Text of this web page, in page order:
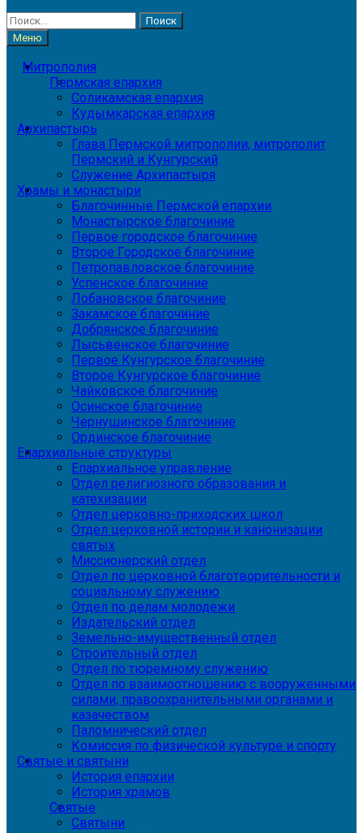
Найти:
Меню
Митрополия
Пермская епархия
Соликамская епархия
Кудымкарская епархия
Архипастырь
Глава Пермской митрополии, митрополит
Пермский и Кунгурский
Служение Архипастыря
Храмы и монастыри
Благочинные Пермской епархии
Монастырское благочиние
Первое городское благочиние
Второе Городское благочиние
Петропавловское благочиние
Успенское благочиние
Лобановское благочиние
Закамское благочиние
Добрянское благочиние
Лысьвенское благочиние
Первое Кунгурское благочиние
Второе Кунгурское благочиние
Чайковское благочиние
Осинское благочиние
Чернушинское благочиние
Ординское благочиние
Епархиальные структуры
Епархиальное управление
Отдел религиозного образования и
катехизации
Отдел церковно-приходских школ
Отдел церковной истории и канонизации
святых
Миссионерский отдел
Отдел по церковной благотворительности и
социальному служению
Отдел по делам молодежи
Издательский отдел
Земельно-имущественный отдел
Строительный отдел
Отдел по тюремному служению
Отдел по взаимоотношению с вооруженными
силами, правоохранительными органами и
казачеством
Паломнический отдел
Комиссия по физической культуре и спорту
Святые и святыни
История епархии
История храмов
Святые
Святыни